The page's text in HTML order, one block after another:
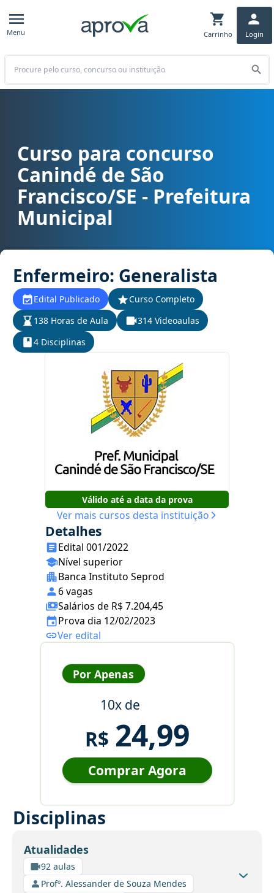
Menu Carrinho Login
Buscar
Curso para concurso Canindé de São Francisco/SE - Prefeitura
Curso para concurso
Canindé de São
Francisco/SE - Prefeitura
Municipal
Enfermeiro: Generalista
Edital Publicado
Curso Completo
138 Horas de Aula
314 Videoaulas
4 Disciplinas
Válido até a data da prova
Ver mais cursos desta instituição
Detalhes
Edital 001/2022
Nível superior
Banca Instituto Seprod
6 vagas
Salários de R$ 7.204,45
Prova dia 12/02/2023
Ver edital
Por Apenas
10x de
R$ 24,99
Comprar Agora
Disciplinas
Atualidades
92 aulas
Profº. Alessander de Souza Mendes